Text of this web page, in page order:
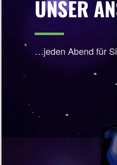
UNSER
…jeden Abend für